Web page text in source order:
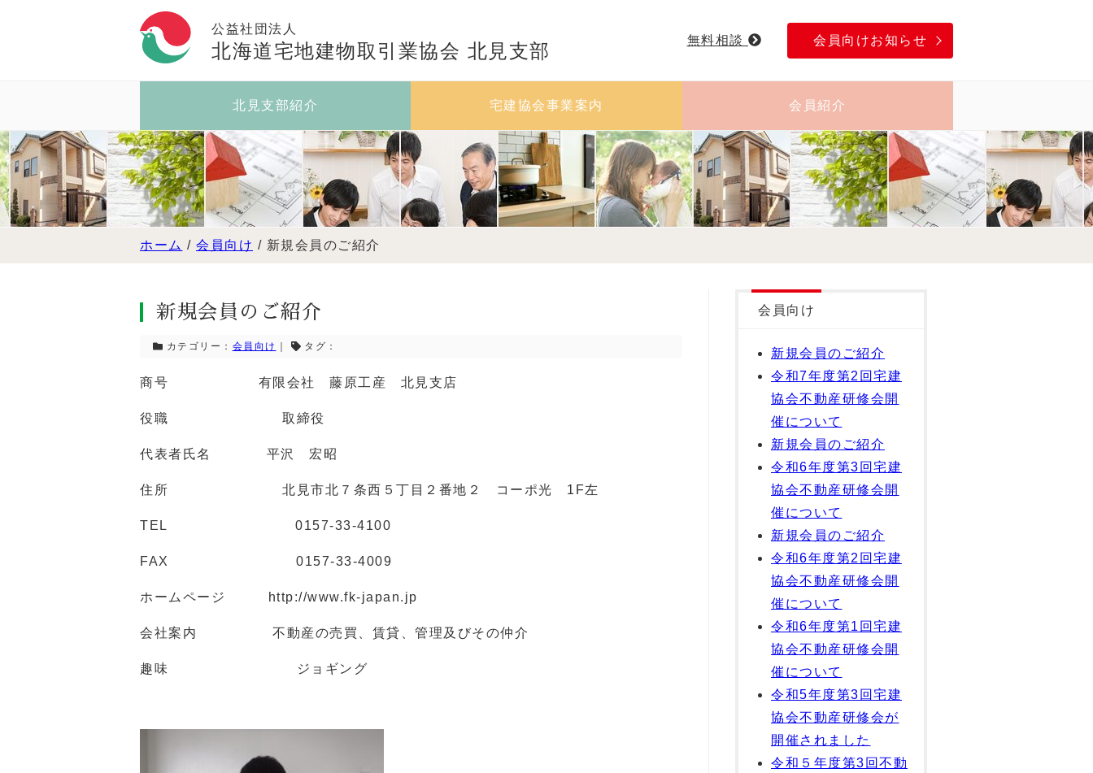
公益社団法人
北海道宅地建物取引業協会 北見支部 無料相談 会員向けお知らせ
北見支部紹介 宅建協会事業案内 会員紹介
ホーム / 会員向け / 新規会員のご紹介
新規会員のご紹介
カテゴリー： 会員向け タグ：
商号 有限会社 藤原工産 北見支店
役職 取締役
代表者氏名 平沢 宏昭
住所 北見市北７条西５丁目２番地２ コーポ光 1F左
TEL 0157-33-4100
FAX 0157-33-4009
ホームページ http://www.fk-japan.jp
会社案内 不動産の売買、賃貸、管理及びその仲介
趣味 ジョギング
会員向け
新規会員のご紹介
令和7年度第2回宅建
協会不動産研修会開
催について
新規会員のご紹介
令和6年度第3回宅建
協会不動産研修会開
催について
新規会員のご紹介
令和6年度第2回宅建
協会不動産研修会開
催について
令和6年度第1回宅建
協会不動産研修会開
催について
令和5年度第3回宅建
協会不動産研修会が
開催されました
令和５年度第3回不動